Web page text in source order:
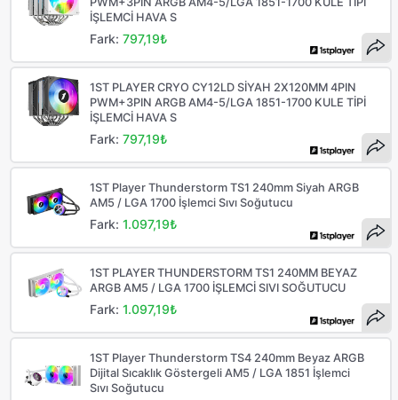
İŞLEMCİ HAVA S
Fark:797,19₺
1ST PLAYER CRYO CY12LD SİYAH 2X120MM 4PIN
PWM+3PIN ARGB AM4-5/LGA 1851-1700 KULE TİPİ
İŞLEMCİ HAVA S
Fark:797,19₺
1ST Player Thunderstorm TS1 240mm Siyah ARGB
AM5 / LGA 1700 İşlemci Sıvı Soğutucu
Fark:1.097,19₺
1ST PLAYER THUNDERSTORM TS1 240MM BEYAZ
ARGB AM5 / LGA 1700 İŞLEMCİ SIVI SOĞUTUCU
Fark:1.097,19₺
1ST Player Thunderstorm TS4 240mm Beyaz ARGB
Dijital Sıcaklık Göstergeli AM5 / LGA 1851 İşlemci
Sıvı Soğutucu